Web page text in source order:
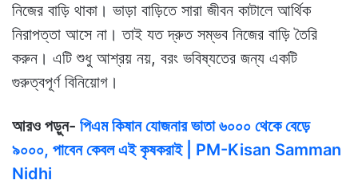
নিজের বাড়ি থাকা। ভাড়া বাড়িতে সারা জীবন কাটালে আর্থিক
নিরাপত্তা আসে না। তাই যত দ্রুত সম্ভব নিজের বাড়ি তৈরি
করুন। এটি শুধু আশ্রয় নয়, বরং ভবিষ্যতের জন্য একটি
গুরুত্বপূর্ণ বিনিয়োগ।
আরও পড়ুন- পিএম কিষান যোজনার ভাতা ৬০০০ থেকে বেড়ে
৯০০০, পাবেন কেবল এই কৃষকরাই | PM-Kisan Samman
Nidhi